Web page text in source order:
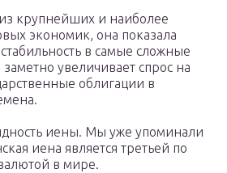
крупнейших и наиболее
экономик, она показала
в самые сложные
увеличивает спрос на
облигации в
иены. Мы уже упоминали
иена является третьей по
в мире.